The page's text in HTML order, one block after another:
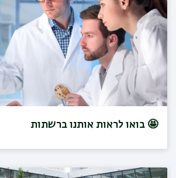
🤩 בואו לראות אותנו ברשתות